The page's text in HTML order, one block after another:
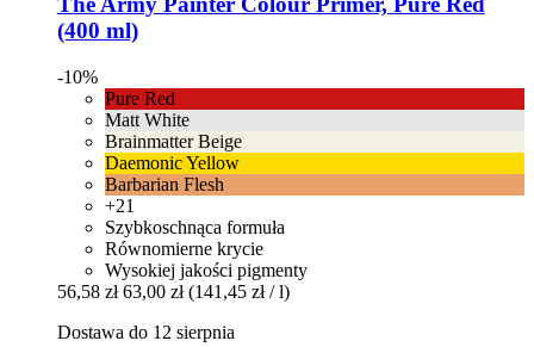
(400 ml)
-10%
Pure Red
Matt White
Brainmatter Beige
Daemonic Yellow
Barbarian Flesh
+21
Szybkoschnąca formuła
Równomierne krycie
Wysokiej jakości pigmenty
56,58 zł 63,00 zł (141,45 zł / l)
Dostawa do 12 sierpnia